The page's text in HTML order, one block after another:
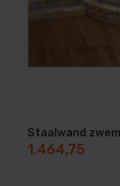
Staalwand
1.464,75